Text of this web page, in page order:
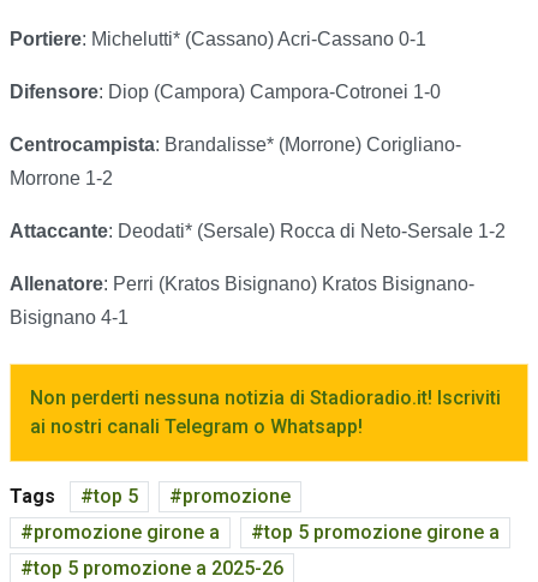
Portiere: Michelutti* (Cassano) Acri-Cassano 0-1
Difensore: Diop (Campora) Campora-Cotronei 1-0
Centrocampista: Brandalisse* (Morrone) Corigliano-
Morrone 1-2
Attaccante: Deodati* (Sersale) Rocca di Neto-Sersale 1-2
Allenatore: Perri (Kratos Bisignano) Kratos Bisignano-
Bisignano 4-1
Non perderti nessuna notizia di Stadioradio.it! Iscriviti
ai nostri canali Telegram o Whatsapp!
Tags top 5
promozione
promozione girone a
top 5 promozione girone a
top 5 promozione a 2025-26